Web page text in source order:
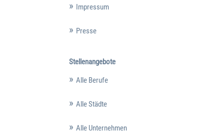
Impressum
Presse
Stellenangebote
Alle Berufe
Alle Städte
Alle Unternehmen